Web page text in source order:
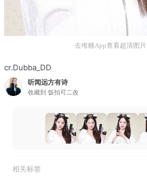
去堆糖App查看超清图片
cr.Dubba_DD
听闻远方有诗
收藏到 饭拍可二改
相关标签